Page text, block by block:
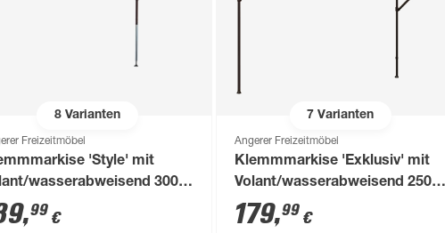
8Varianten
Freizeitmöbel
'Style' mit
wasserabweisend 300 x
cm,99 €
7 Varianten
Angerer Freizeitmöbel
Klemmmarkise 'Exklusiv' mit
Volant/wasserabweisend 250 x
150 cm
179,99€